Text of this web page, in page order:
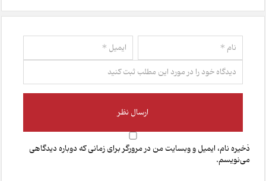
ذخیره نام، ایمیل و وبسایت من در مرورگر برای زمانی که دوباره دیدگاهی
می‌نویسم.